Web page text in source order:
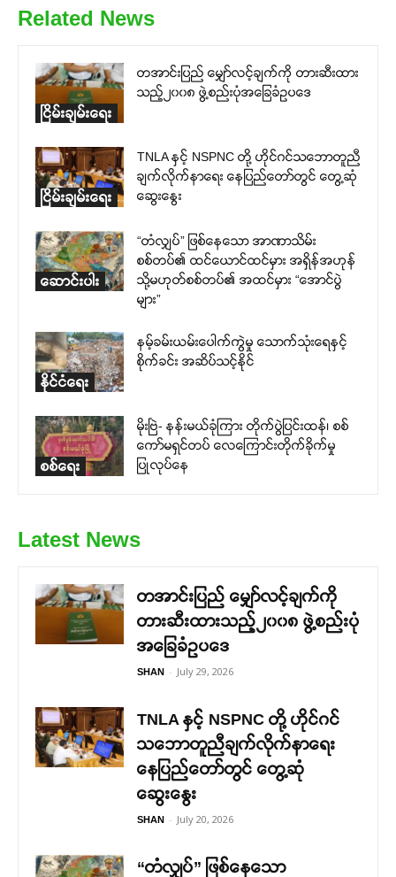
Related News
ငြိမ်းချမ်းရေး
တအာင်းပြည် မျှော်လင့်ချက်ကို တားဆီးထား
သည့်၂၀၀၈ ဖွဲ့စည်းပုံအခြေခံဥပဒေ
ငြိမ်းချမ်းရေး
TNLA နှင့် NSPNC တို့ ဟိုင်ဂင်သဘောတူညီ
ချက်လိုက်နာရေး နေပြည်တော်တွင် တွေ့ဆုံ
ဆွေးနွေး
ဆောင်းပါး
“တံလျှပ်” ဖြစ်နေသော အာဏာသိမ်း
စစ်တပ်၏ ထင်ယောင်ထင်မှား အရှိန်အဟုန်
သို့မဟုတ်စစ်တပ်၏ အထင်မှား “အောင်ပွဲ
များ”
နိုင်ငံရေး
နမ့်ခမ်းယမ်းပေါက်ကွဲမှု သောက်သုံးရေနှင့်
စိုက်ခင်း အဆိပ်သင့်နိုင်
စစ်ရေး
မိုးဗြဲ- နန်းမယ်ခုံကြား တိုက်ပွဲပြင်းထန်၊ စစ်
ကော်မရှင်တပ် လေကြောင်းတိုက်ခိုက်မှု
ပြုလုပ်နေ
Latest News
တအာင်းပြည် မျှော်လင့်ချက်ကို
တားဆီးထားသည့်၂၀၀၈ ဖွဲ့စည်းပုံ
အခြေခံဥပဒေ
SHAN - July 29, 2026
TNLA နှင့် NSPNC တို့ ဟိုင်ဂင်
သဘောတူညီချက်လိုက်နာရေး
နေပြည်တော်တွင် တွေ့ဆုံ
ဆွေးနွေး
SHAN - July 20, 2026
“တံလျှပ်” ဖြစ်နေသော